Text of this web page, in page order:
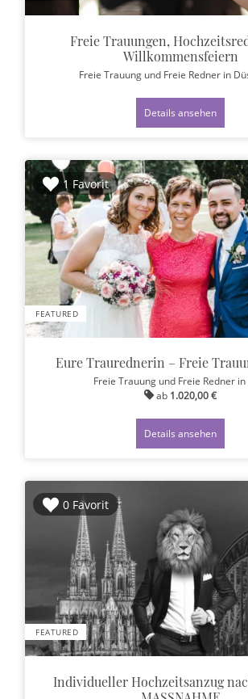
Freie Trauungen,
Willkommensfeiern
Freie Trauung und Freie Redner in
Details ansehen
1 Favorit
FEATURED
Eure Traurednerin – Freie
Freie Trauung und Freie Redner in
ab 1.020,00 €
Details ansehen
0 Favorit
FEATURED
Individueller Hochzeitsanzug